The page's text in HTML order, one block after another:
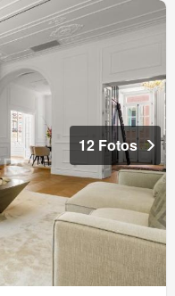
12 Fotos